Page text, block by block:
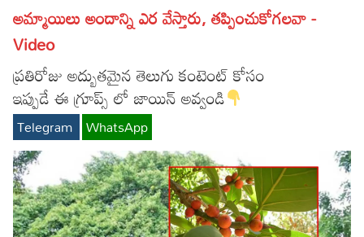
అమ్మాయిలు అందాన్ని ఎర వేస్తారు, తప్పించుకోగలవా -
Video
ప్రతిరోజు అద్బుతమైన తెలుగు కంటెంట్ కోసం
ఇప్పుడే ఈ గ్రూప్స్ లో జాయిన్ అవ్వండి
Telegram WhatsApp